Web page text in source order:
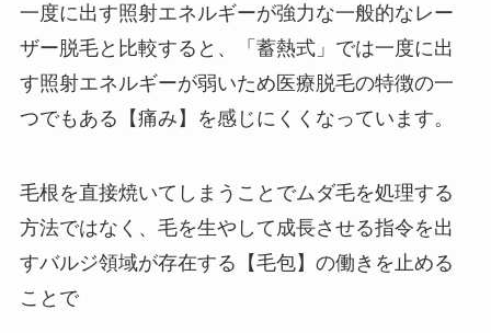
一度に出す照射エネルギーが強力な一般的なレー
ザー脱毛と比較すると、「蓄熱式」では一度に出
す照射エネルギーが弱いため医療脱毛の特徴の一
つでもある【痛み】を感じにくくなっています。
毛根を直接焼いてしまうことでムダ毛を処理する
方法ではなく、毛を生やして成長させる指令を出
すバルジ領域が存在する【毛包】の働きを止める
ことで